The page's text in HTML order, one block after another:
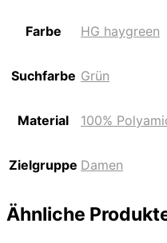
Farbe HG haygreen
Suchfarbe Grün
Material 100%
Zielgruppe Damen
Ähnliche